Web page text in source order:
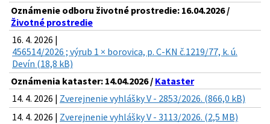
Oznámenie odboru životné prostredie: 16.04.2026 /
Životné prostredie
16. 4. 2026 |
456514/2026 ; výrub 1 × borovica, p. C-KN č.1219/77, k. ú.
Devín (18,8 kB)
Oznámenia kataster: 14.04.2026 / Kataster
14. 4. 2026 | Zverejnenie vyhlášky V - 2853/2026. (866,0 kB)
14. 4. 2026 | Zverejnenie vyhlášky V - 3113/2026. (2,5 MB)